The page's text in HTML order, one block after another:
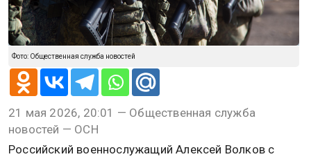
Фото: Общественная служба новостей
21 мая 2026, 20:01 — Общественная служба
новостей — ОСН
Российский военнослужащий Алексей Волков с